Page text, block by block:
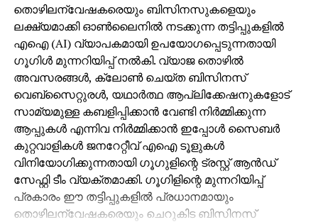
തൊഴിലന്വേഷകരെയും ബിസിനസുകളെയും
ലക്ഷ്യമാക്കി ഓണ്‍ലൈനില്‍ നടക്കുന്ന തട്ടിപ്പുകളില്‍
എഐ (AI) വ്യാപകമായി ഉപയോഗപ്പെടുന്നതായി
ഗൂഗിള്‍ മുന്നറിയിപ്പ് നല്‍കി. വ്യാജ തൊഴില്‍
അവസരങ്ങള്‍, ക്ലോണ്‍ ചെയ്ത ബിസിനസ്
വെബ്‌സൈറ്റുരള്‍, യഥാര്‍ത്ഥ ആപ്ലിക്കേഷനുകളോട്
സാമ്യമുള്ള കബളിപ്പിക്കാന്‍ വേണ്ടി നിര്‍മ്മിക്കുന്ന
ആപ്പുകള്‍ എന്നിവ നിര്‍മ്മിക്കാന്‍ ഇപ്പോള്‍ സൈബര്‍
കുറ്റവാളികള്‍ ജനറേറ്റീവ് എഐ ടൂളുകള്‍
വിനിയോഗിക്കുന്നതായി ഗൂഗുളിന്റെ ട്രസ്റ്റ് ആന്‍ഡ്
സേഫ്റ്റി ടീം വ്യക്തമാക്കി. ഗൂഗിളിന്റെ മുന്നറിയിപ്പ്
പ്രകാരം ഈ തട്ടിപ്പുകളില്‍ പ്രധാനമായും
തൊഴിലന്വേഷകരെയും ചെറുകിട ബിസിനസ്